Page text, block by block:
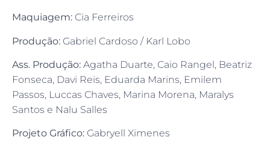
Maquiagem: Cia Ferreiros
Produção: Gabriel Cardoso / Karl Lobo
Ass. Produção: Agatha Duarte, Caio Rangel, Beatriz
Fonseca, Davi Reis, Eduarda Marins, Emilem
Passos, Luccas Chaves, Marina Morena, Maralys
Santos e Nalu Salles
Projeto Gráfico: Gabryell Ximenes